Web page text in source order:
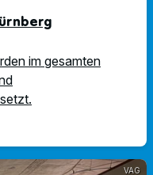
im gesamten
VAG